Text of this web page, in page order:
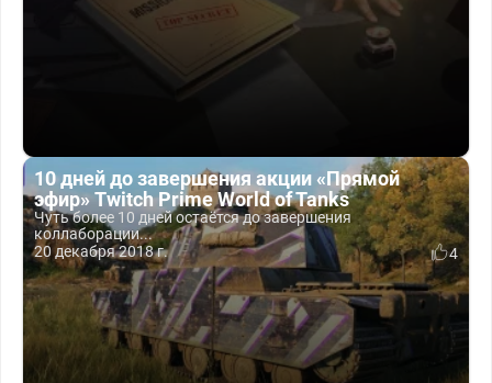
10 дней до завершения акции «Прямой
эфир» Twitch Prime World of Tanks
Чуть более 10 дней остаётся до завершения
коллаборации...
20 декабря 2018 г.
4